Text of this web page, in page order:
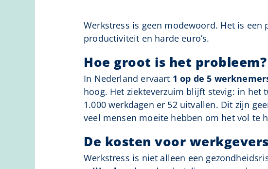
Werkstress is geen modewoord. Het is
productiviteit en harde euro’s.
Hoe groot is het probleem?
In Nederland ervaart 1 op de 5
hoog. Het ziekteverzuim blijft stevig: in het
1.000 werkdagen er 52 uitvallen. Dit zijn
veel mensen moeite hebben om het vol te
De kosten voor werkgevers
Werkstress is niet alleen een